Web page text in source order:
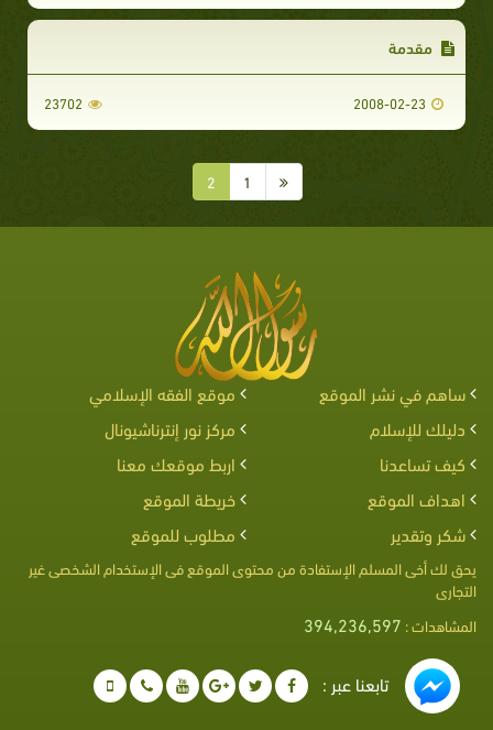
مقدمة
2008-02-23
23702
1
2
ساهم في نشر الموقع
موقع الفقه الإسلامي
دليلك للإسلام
مركز نور إنترناشيونال
كيف تساعدنا
اربط موقعك معنا
اهداف الموقع
خريطة الموقع
شكر وتقدير
مطلوب للموقع
يحق لك أخى المسلم الإستفادة من محتوى الموقع فى الإستخدام الشخصى غير
التجارى
المشاهدات : 394,236,597
تابعنا عبر :